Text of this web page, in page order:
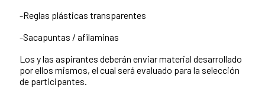
-Reglas plásticas transparentes
-Sacapuntas / afilaminas
Los y las aspirantes deberán enviar material desarrollado
por ellos mismos, el cual será evaluado para la selección
de participantes.